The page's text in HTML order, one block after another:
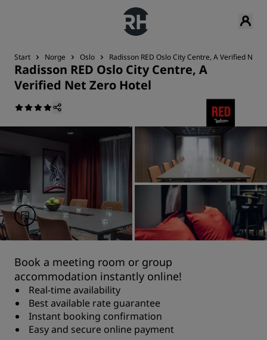
Start Norge Oslo Radisson RED Oslo City Centre, A Verified Net
Radisson RED Oslo City Centre, A
Verified Net Zero Hotel
Book a meeting room or group
accommodation instantly online!
Real-time availability
Best available rate guarantee
Instant booking confirmation
Easy and secure online payment